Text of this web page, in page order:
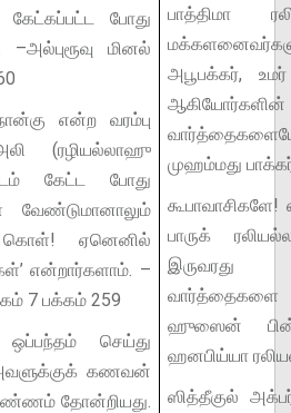
கேட்கப்பட்ட போது
–அல்புரூவு மினல்
என்ற வரம்பு
(ரழியல்லாஹு
கேட்ட போது
கொள்! ஏனெனில்
என்றார்களாம். –
7 பக்கம் 259
செய்து
கணவன்
தோன்றியது.
பாத்திமா
அபூபக்கர்,
முஹம்மது
பாருக்
இருவரது
வார்த்தைகளை
ஹுஸைன்
ஹனபிய்யா
ஸித்தீகுல்